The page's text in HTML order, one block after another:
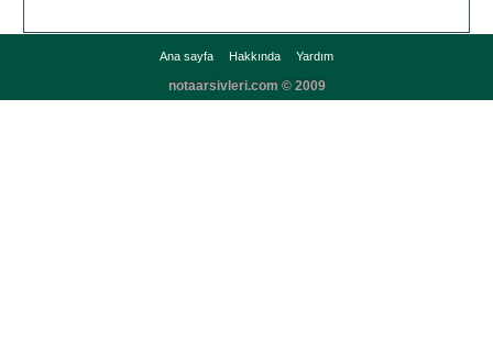
Ana sayfa Hakkında Yardım
notaarsivleri.com © 2009